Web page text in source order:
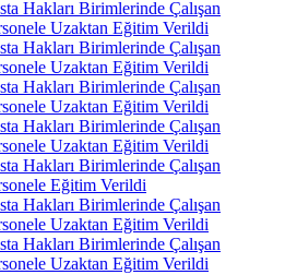
Hakları Birimlerinde Çalışan
Uzaktan Eğitim Verildi
Hakları Birimlerinde Çalışan
Uzaktan Eğitim Verildi
Hakları Birimlerinde Çalışan
Uzaktan Eğitim Verildi
Hakları Birimlerinde Çalışan
Uzaktan Eğitim Verildi
Hakları Birimlerinde Çalışan
Eğitim Verildi
Hakları Birimlerinde Çalışan
Uzaktan Eğitim Verildi
Hakları Birimlerinde Çalışan
Uzaktan Eğitim Verildi